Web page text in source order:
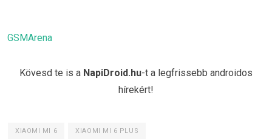
GSMArena
Kövesd te is a NapiDroid.hu-t a legfrissebb androidos
hírekért!
XIAOMI MI 6 XIAOMI MI 6 PLUS